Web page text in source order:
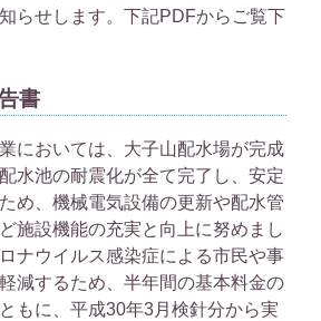
らせします。下記PDFからご覧下
書
においては、大子山配水場が完成
水池の耐震化が全て完了し、安定
め、機械電気設備の更新や配水管
施設機能の充実と向上に努めまし
ナウイルス感染症による市民や事
減するため、半年間の基本料金の
もに、平成30年3月検針分から実